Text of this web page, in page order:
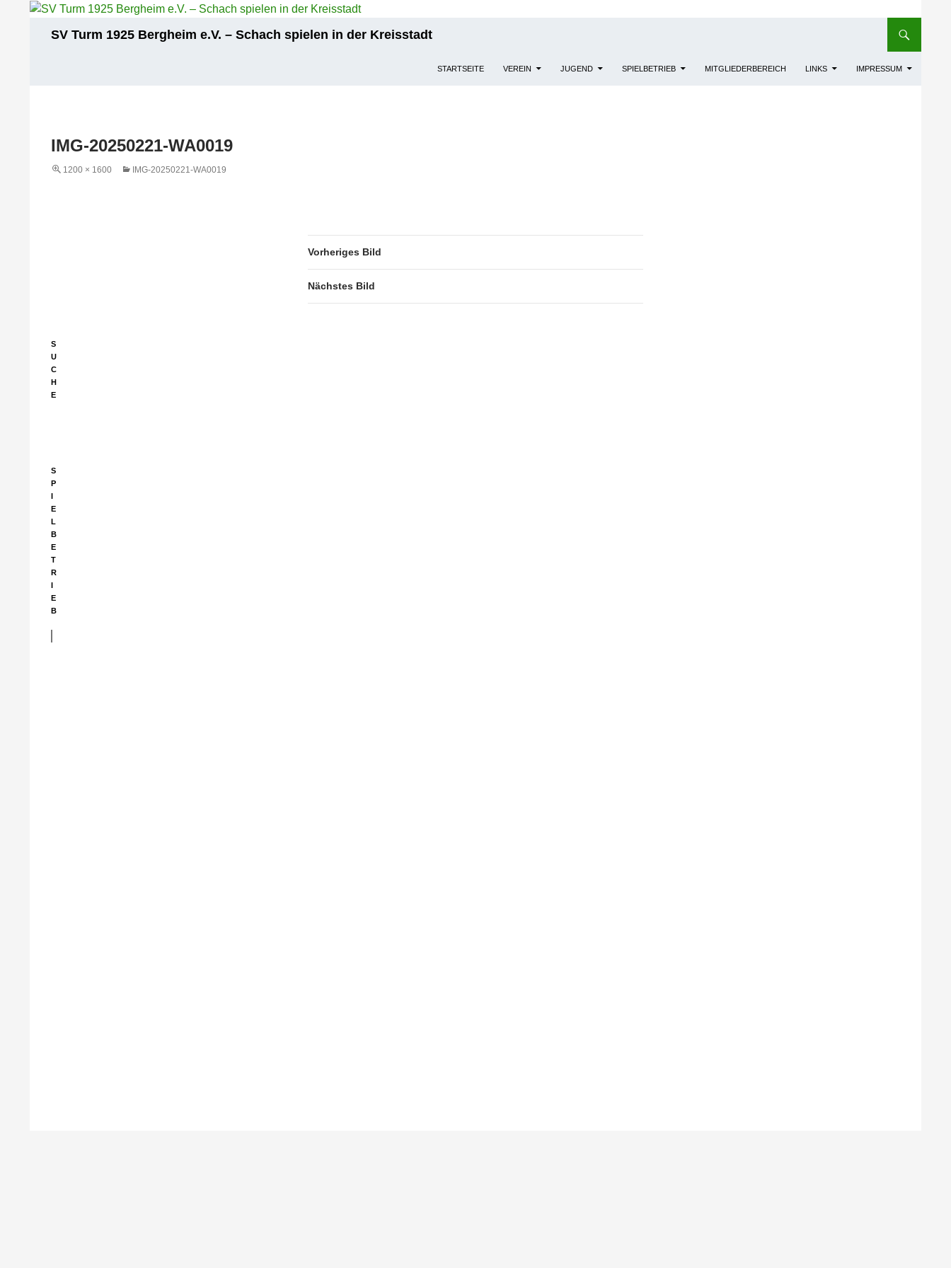
SV Turm 1925 Bergheim e.V. – Schach spielen in der Kreisstadt
STARTSEITE VEREIN JUGEND SPIELBETRIEB MITGLIEDERBEREICH LINKS IMPRESSUM
IMG-20250221-WA0019
1200 × 1600 IMG-20250221-WA0019
Vorheriges Bild
Nächstes Bild
S
U
C
H
E
S
P
I
E
L
B
E
T
R
I
E
B